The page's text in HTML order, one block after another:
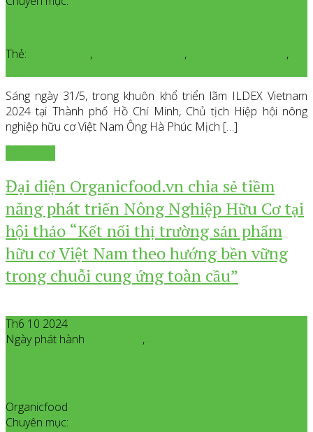
Thẻ:
, ,
,
Sáng ngày 31/5, trong khuôn khổ triển lãm ILDEX Vietnam
2024 tại Thành phố Hồ Chí Minh, Chủ tịch Hiệp hội nông
nghiệp hữu cơ Việt Nam Ông Hà Phúc Mịch […]
Đại diện Organicfood.vn chia sẻ tiềm
năng phát triển Nông Nghiệp Hữu Cơ tại
hội thảo “Kết nối thị trường sản phẩm
hữu cơ Việt Nam theo hướng bền vững
trong chuỗi cung ứng toàn cầu”
Th6 10 2024
Ngày phát hành
,
Organicfood
Chuyên mục: